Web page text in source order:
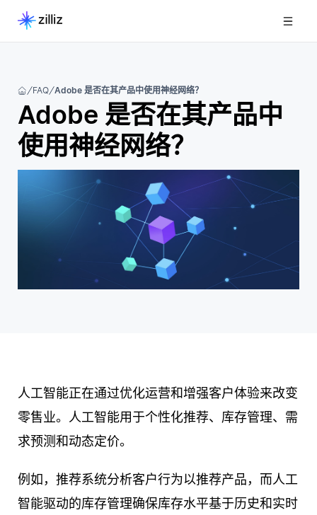
FAQ Adobe 是否在其产品中使用神经网络？
Adobe 是否在其产品中
使用神经网络？
人工智能正在通过优化运营和增强客户体验来改变
零售业。人工智能用于个性化推荐、库存管理、需
求预测和动态定价。
例如，推荐系统分析客户行为以推荐产品，而人工
智能驱动的库存管理确保库存水平基于历史和实时